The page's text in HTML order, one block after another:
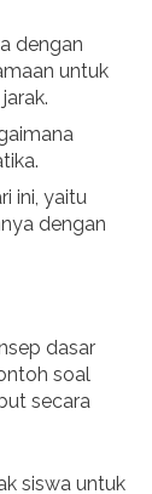
dengan
untuk
ini, yaitu
dengan
dasar
soal
secara
siswa untuk